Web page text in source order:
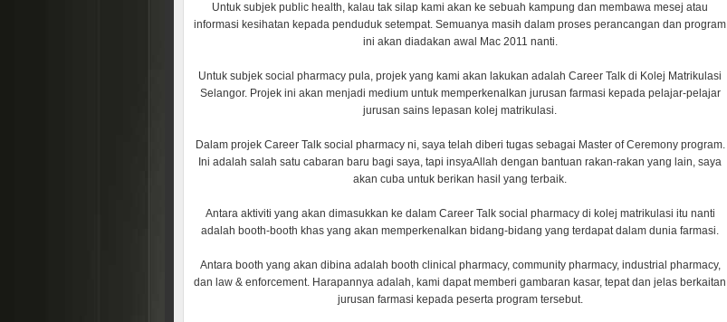
Untuk subjek public health, kalau tak silap kami akan ke sebuah kampung dan membawa mesej atau
informasi kesihatan kepada penduduk setempat. Semuanya masih dalam proses perancangan dan program
ini akan diadakan awal Mac 2011 nanti.
Untuk subjek social pharmacy pula, projek yang kami akan lakukan adalah Career Talk di Kolej Matrikulasi
Selangor. Projek ini akan menjadi medium untuk memperkenalkan jurusan farmasi kepada pelajar-pelajar
jurusan sains lepasan kolej matrikulasi.
Dalam projek Career Talk social pharmacy ni, saya telah diberi tugas sebagai Master of Ceremony program.
Ini adalah salah satu cabaran baru bagi saya, tapi insyaAllah dengan bantuan rakan-rakan yang lain, saya
akan cuba untuk berikan hasil yang terbaik.
Antara aktiviti yang akan dimasukkan ke dalam Career Talk social pharmacy di kolej matrikulasi itu nanti
adalah booth-booth khas yang akan memperkenalkan bidang-bidang yang terdapat dalam dunia farmasi.
Antara booth yang akan dibina adalah booth clinical pharmacy, community pharmacy, industrial pharmacy,
dan law & enforcement. Harapannya adalah, kami dapat memberi gambaran kasar, tepat dan jelas berkaitan
jurusan farmasi kepada peserta program tersebut.